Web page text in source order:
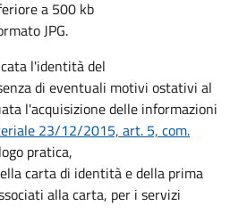
a 500 kb
JPG.
l'identità del
di eventuali motivi ostativi al
l'acquisizione delle informazioni
23/12/2015, art. 5, com.
pratica,
carta di identità e della prima
alla carta, per i servizi